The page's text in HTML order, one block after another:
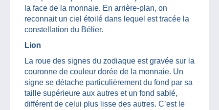
la face de la monnaie. En arrière-plan, on
reconnait un ciel étoilé dans lequel est tracée la
constellation du Bélier.
Lion
La roue des signes du zodiaque est gravée sur la
couronne de couleur dorée de la monnaie. Un
signe se détache particulièrement du fond par sa
taille supérieure aux autres et un fond sablé,
différent de celui plus lisse des autres. C’est le